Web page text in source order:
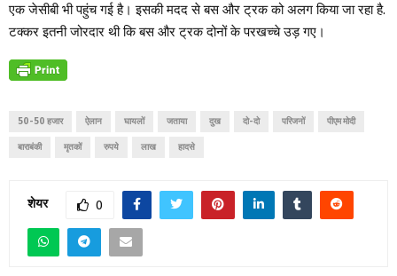
एक जेसीबी भी पहुंच गई है। इसकी मदद से बस और ट्रक को अलग किया जा रहा है.
टक्कर इतनी जोरदार थी कि बस और ट्रक दोनों के परखच्चे उड़ गए।
50-50 हजार ऐलान घायलों जताया दुख दो-दो परिजनों पीएम मोदी
बाराबंकी मृतकों रुपये लाख हादसे
शेयर 0